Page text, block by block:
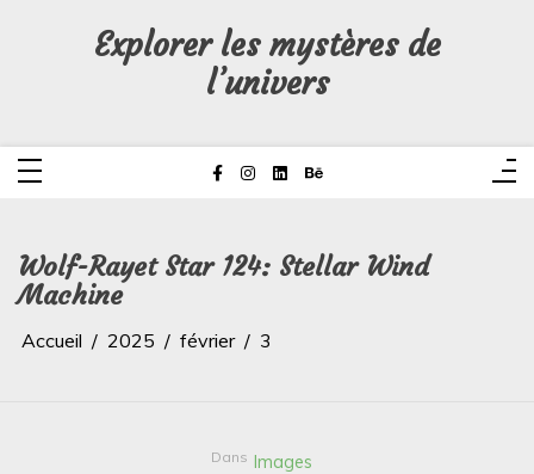
Explorer les mystères de
l’univers
Wolf-Rayet Star 124: Stellar Wind
Machine
Accueil 2025 février 3
Dans Images